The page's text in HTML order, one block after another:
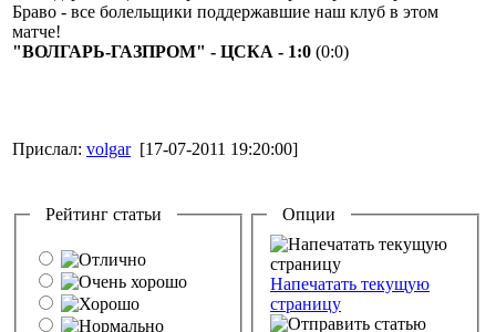
Браво - все болельщики поддержавшие наш клуб в этом
матче!
"ВОЛГАРЬ-ГАЗПРОМ" - ЦСКА - 1:0 (0:0)
Прислал: volgar [17-07-2011 19:20:00]
Рейтинг статьи Опции
Напечатать текущую
страницу